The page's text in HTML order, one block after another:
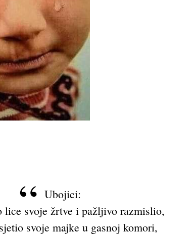
Ubojici:
lice svoje žrtve i pažljivo razmislio,
svoje majke u gasnoj komori,